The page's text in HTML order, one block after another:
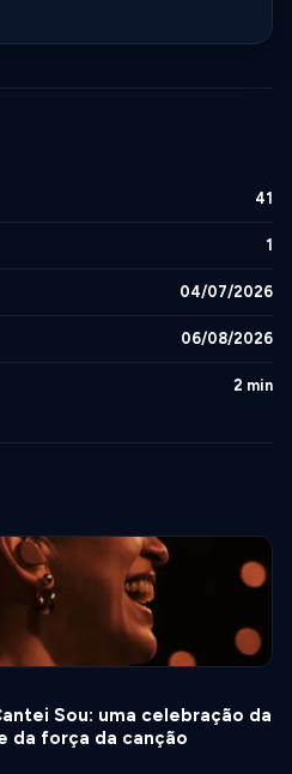
41
1
04/07/2026
06/08/2026
2 min
Sou: uma celebração da
da força da canção